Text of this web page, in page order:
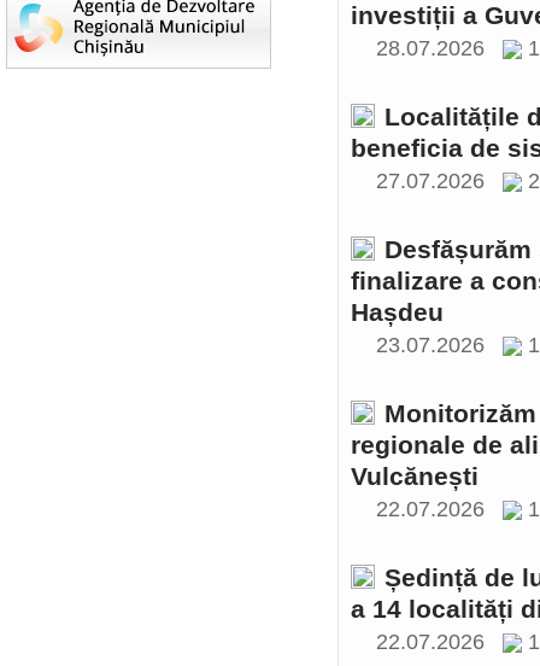
investiții a
28.07.2026
Localitățile
beneficia de
27.07.2026
finalizare a
Hașdeu
23.07.2026
regionale de
Vulcănești
22.07.2026
Ședință de
a 14 localități
22.07.2026